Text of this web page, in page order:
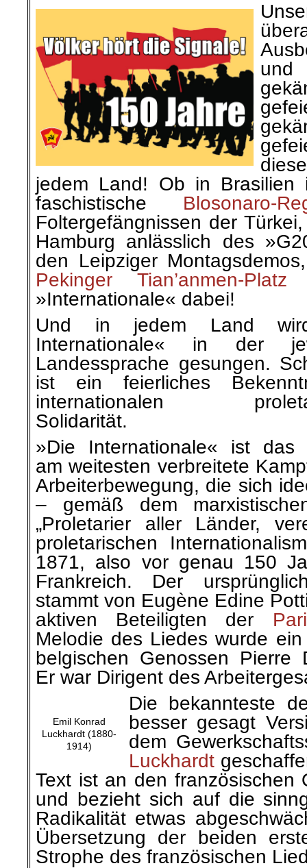
jedem Land! Ob in Brasilien
faschistische Blosonaro-
Foltergefängnissen der
Hamburg anlässlich des
den Leipziger
PekingerTian’anmen-Platz
»Internationale« dabei!
Und in jedem Land
Internationale« in der
Landessprache gesungen.
ist ein feierliches
internationalen
Solidarität.
»Die Internationale« ist das
am weitesten verbreitete
Arbeiterbewegung, die sich
– gemäß dem
„Proletarier aller Länder,
proletarischen
1871, also vor genau 150
Frankreich. Der
stammt von Eugène Edine
aktiven Beteiligten der
Melodie des Liedes wurde
belgischen Genossen Pierre
Er war Dirigent des
Emil Konrad
Luckhardt (1880-
1914)
Die bekannteste
besser gesagt
dem
Luckhardt
Text ist an den französischen
und bezieht sich auf die
Radikalität etwas
Übersetzung der beiden
Strophe des französischen